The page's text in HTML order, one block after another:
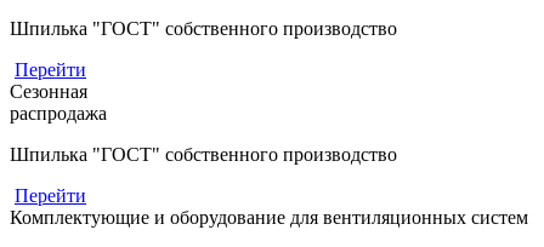
Шпилька "ГОСТ" собственного производство
Перейти
Сезонная
распродажа
Шпилька "ГОСТ" собственного производство
Перейти
Комплектующие и оборудование для вентиляционных систем